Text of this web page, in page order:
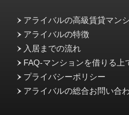
アライバルの高級賃貸マン
アライバルの特徴
入居までの流れ
FAQ-マンションを借りる上
プライバシーポリシー
アライバルの総合お問い合